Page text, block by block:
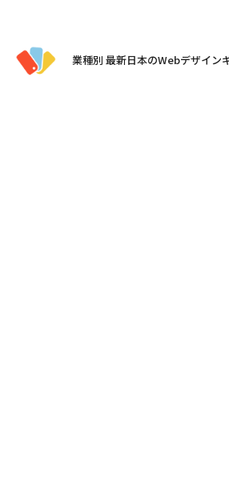
業種別 最新日本のWebデザイン